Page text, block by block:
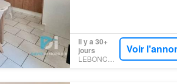
Il y a 30+
jours
LEBONCOIN
Voir